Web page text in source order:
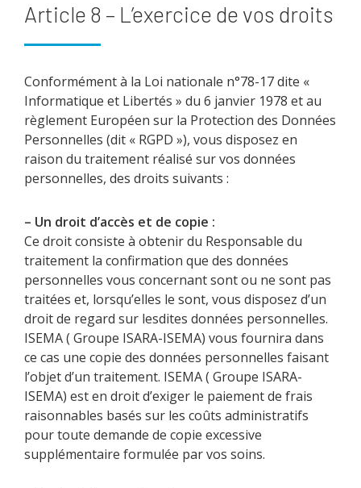
Article 8 – L’exercice de vos droits
Conformément à la Loi nationale n°78-17 dite «
Informatique et Libertés » du 6 janvier 1978 et au
règlement Européen sur la Protection des Données
Personnelles (dit « RGPD »), vous disposez en
raison du traitement réalisé sur vos données
personnelles, des droits suivants :
– Un droit d’accès et de copie :
Ce droit consiste à obtenir du Responsable du
traitement la confirmation que des données
personnelles vous concernant sont ou ne sont pas
traitées et, lorsqu’elles le sont, vous disposez d’un
droit de regard sur lesdites données personnelles.
ISEMA ( Groupe ISARA-ISEMA) vous fournira dans
ce cas une copie des données personnelles faisant
l’objet d’un traitement. ISEMA ( Groupe ISARA-
ISEMA) est en droit d’exiger le paiement de frais
raisonnables basés sur les coûts administratifs
pour toute demande de copie excessive
supplémentaire formulée par vos soins.